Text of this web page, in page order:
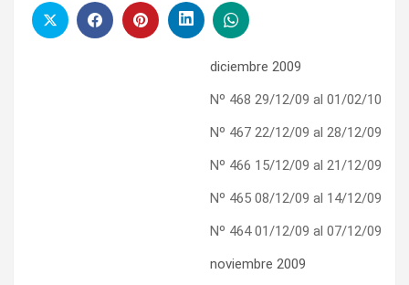
diciembre 2009
Nº 468 29/12/09 al 01/02/10
Nº 467 22/12/09 al 28/12/09
Nº 466 15/12/09 al 21/12/09
Nº 465 08/12/09 al 14/12/09
Nº 464 01/12/09 al 07/12/09
noviembre 2009